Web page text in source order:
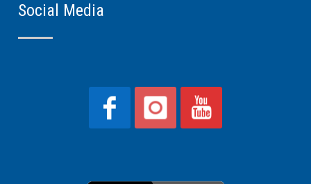
Social Media